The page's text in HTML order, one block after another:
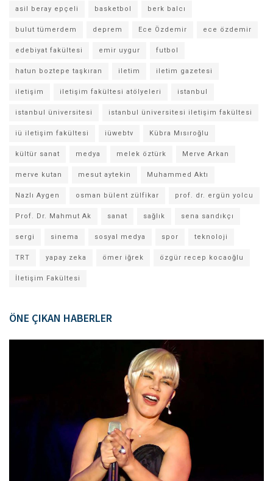
asil beray epçeli basketbol berk balcı
bulut tümerdem deprem Ece Özdemir ece özdemir
edebiyat fakültesi emir uygur futbol
hatun boztepe taşkıran iletim iletim gazetesi
iletişim iletişim fakültesi atölyeleri istanbul
istanbul üniversitesi istanbul üniversitesi iletişim fakültesi
iü iletişim fakültesi iüwebtv Kübra Mısıroğlu
kültür sanat medya melek öztürk Merve Arkan
merve kutan mesut aytekin Muhammed Aktı
Nazlı Aygen osman bülent zülfikar prof. dr. ergün yolcu
Prof. Dr. Mahmut Ak sanat sağlık sena sandıkçı
sergi sinema sosyal medya spor teknoloji
TRT yapay zeka ömer iğrek özgür recep kocaoğlu
İletişim Fakültesi
ÖNE ÇIKAN HABERLER